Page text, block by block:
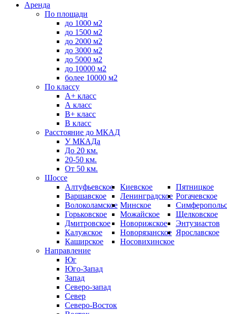
Аренда
По площади
до 1000 м2
до 1500 м2
до 2000 м2
до 3000 м2
до 5000 м2
до 10000 м2
более 10000 м2
По классу
А+ класс
А класс
B+ класс
В класс
Расстояние до МКАД
У МКАДа
До 20 км.
20-50 км.
От 50 км.
Шоссе
Алтуфьевское
Варшавское
Волоколамское
Горьковское
Дмитровское
Калужское
Каширское
Киевское
Ленинградское
Минское
Можайское
Новорижское
Новорязанское
Носовихинское
Пятницкое
Рогачевское
Щелковское
Энтузиастов
Ярославское
Направление
Юг
Юго-Запад
Запад
Северо-запад
Север
Северо-Восток